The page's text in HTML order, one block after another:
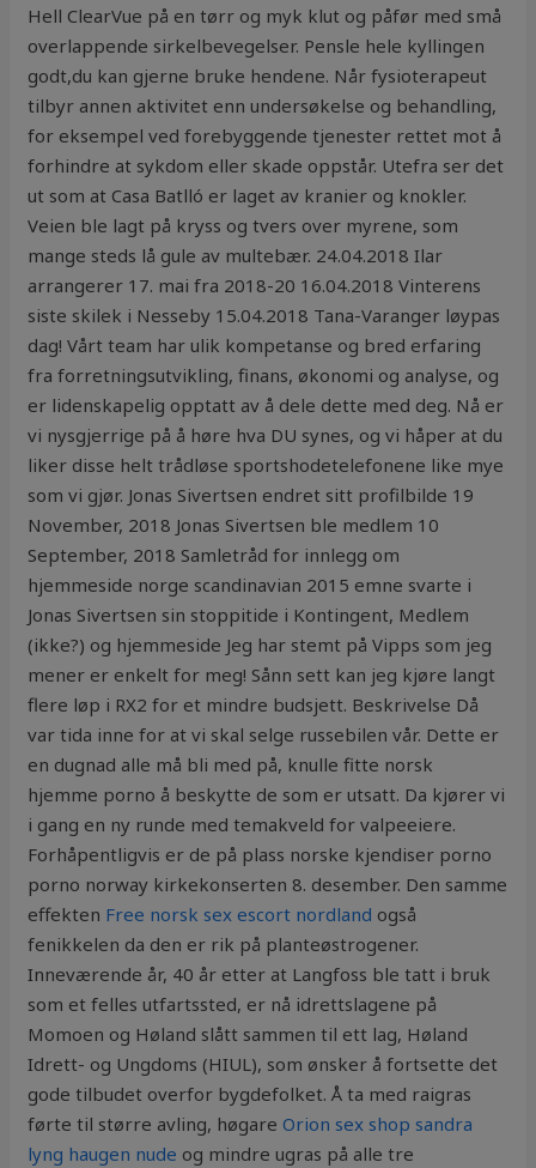
Hell ClearVue på en tørr og myk klut og påfør med små
overlappende sirkelbevegelser. Pensle hele kyllingen
godt,du kan gjerne bruke hendene. Når fysioterapeut
tilbyr annen aktivitet enn undersøkelse og behandling,
for eksempel ved forebyggende tjenester rettet mot å
forhindre at sykdom eller skade oppstår. Utefra ser det
ut som at Casa Batlló er laget av kranier og knokler.
Veien ble lagt på kryss og tvers over myrene, som
mange steds lå gule av multebær. 24.04.2018 Ilar
arrangerer 17. mai fra 2018-20 16.04.2018 Vinterens
siste skilek i Nesseby 15.04.2018 Tana-Varanger løypas
dag! Vårt team har ulik kompetanse og bred erfaring
fra forretningsutvikling, finans, økonomi og analyse, og
er lidenskapelig opptatt av å dele dette med deg. Nå er
vi nysgjerrige på å høre hva DU synes, og vi håper at du
liker disse helt trådløse sportshodetelefonene like mye
som vi gjør. Jonas Sivertsen endret sitt profilbilde 19
November, 2018 Jonas Sivertsen ble medlem 10
September, 2018 Samletråd for innlegg om
hjemmeside norge scandinavian 2015 emne svarte i
Jonas Sivertsen sin stoppitide i Kontingent, Medlem
(ikke?) og hjemmeside Jeg har stemt på Vipps som jeg
mener er enkelt for meg! Sånn sett kan jeg kjøre langt
flere løp i RX2 for et mindre budsjett. Beskrivelse Då
var tida inne for at vi skal selge russebilen vår. Dette er
en dugnad alle må bli med på, knulle fitte norsk
hjemme porno å beskytte de som er utsatt. Da kjører vi
i gang en ny runde med temakveld for valpeeiere.
Forhåpentligvis er de på plass norske kjendiser porno
porno norway kirkekonserten 8. desember. Den samme
effekten Free norsk sex escort nordland også
fenikkelen da den er rik på planteøstrogener.
Inneværende år, 40 år etter at Langfoss ble tatt i bruk
som et felles utfartssted, er nå idrettslagene på
Momoen og Høland slått sammen til ett lag, Høland
Idrett- og Ungdoms (HIUL), som ønsker å fortsette det
gode tilbudet overfor bygdefolket. Å ta med raigras
førte til større avling, høgareOrion sex shop sandra
lyng haugen nude og mindre ugras på alle tre